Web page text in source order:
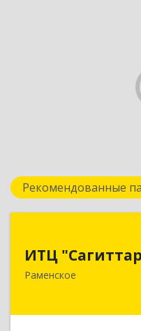
Рекомендованные
ИТЦ
Раменское
140103,